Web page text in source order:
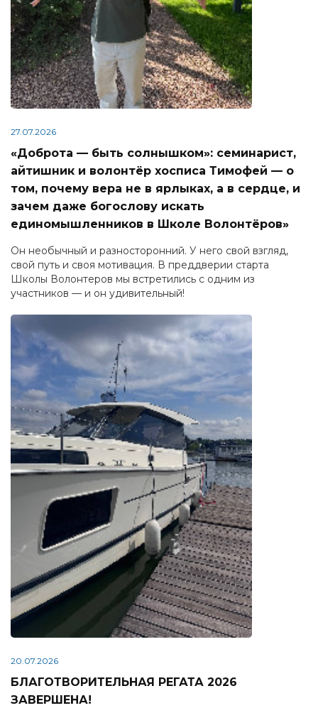
27.07.2026
«Доброта — быть солнышком»: семинарист,
айтишник и волонтёр хосписа Тимофей — о
том, почему вера не в ярлыках, а в сердце, и
зачем даже богослову искать
единомышленников в Школе Волонтёров»
Он необычный и разносторонний. У него свой взгляд,
свой путь и своя мотивация. В преддверии старта
Школы Волонтеров мы встретились с одним из
участников — и он удивительный!
20.07.2026
БЛАГОТВОРИТЕЛЬНАЯ РЕГАТА 2026
ЗАВЕРШЕНА!